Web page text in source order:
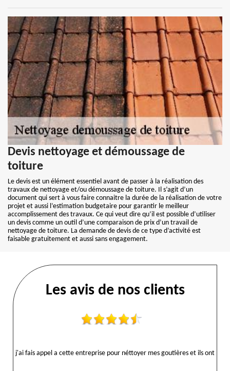
Devis nettoyage et démoussage de
toiture
Le devis est un élément essentiel avant de passer à la réalisation des
travaux de nettoyage et/ou démoussage de toiture. Il s’agit d’un
document qui sert à vous faire connaitre la durée de la réalisation de votre
projet et aussi l’estimation budgetaire pour garantir le meilleur
accomplissement des travaux. Ce qui veut dire qu’il est possible d’utiliser
un devis comme un outil d’une comparaison de prix d’un travail de
nettoyage de toiture. La demande de devis de ce type d’activité est
faisable gratuitement et aussi sans engagement.
Les avis de nos clients
j'ai fais appel a cette entreprise pour néttoyer mes goutières et ils ont